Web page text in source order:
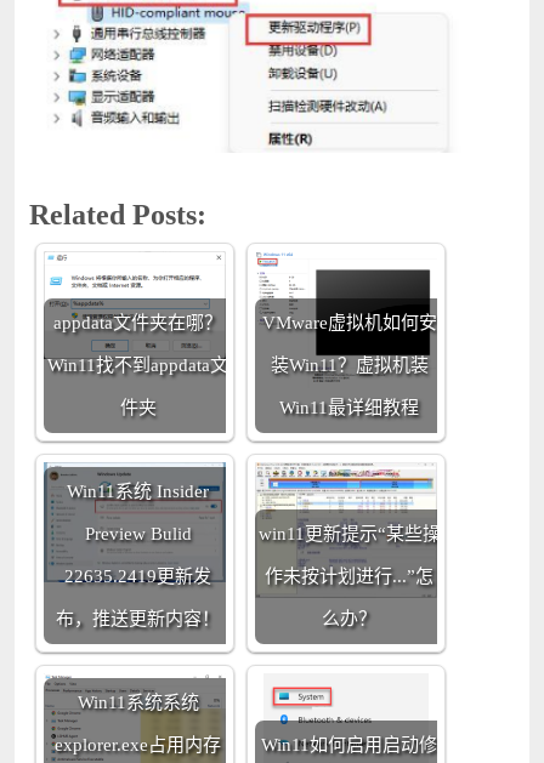
Related Posts:
appdata文件夹在哪？
Win11找不到appdata文
件夹
VMware虚拟机如何安
装Win11？虚拟机装
Win11最详细教程
Win11系统 Insider
Preview Bulid
22635.2419更新发
布，推送更新内容！
win11更新提示“某些操
作未按计划进行...”怎
么办？
Win11系统系统
explorer.exe占用内存 Win11如何启用启动修